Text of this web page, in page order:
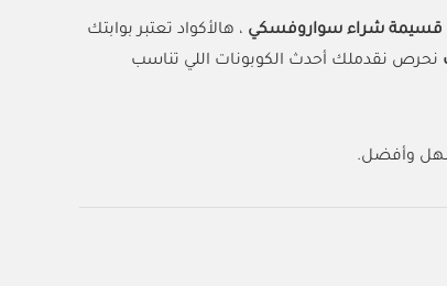
قسيمة شراء سواروفسكي ، هالأكواد تعتبر بوابتك
نحرص نقدملك أحدث الكوبونات اللي تناسب
وأفضل.